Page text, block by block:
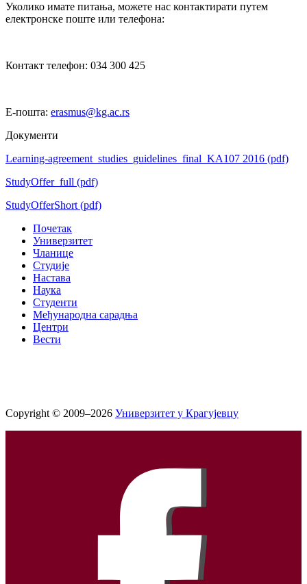
Уколико имате питања, можете нас контактирати путем
електронске поште или телефона:
Контакт телефон: 034 300 425
Е-пошта: erasmus@kg.ac.rs
Документи
Learning-agreement_studies_guidelines_final_KA107 2016 (pdf)
StudyOffer_full (pdf)
StudyOfferShort (pdf)
Почетак
Универзитет
Чланице
Студије
Настава
Наука
Студенти
Међународна сарадња
Центри
Вести
Copyright © 2009–2026 Универзитет у Крагујевцу